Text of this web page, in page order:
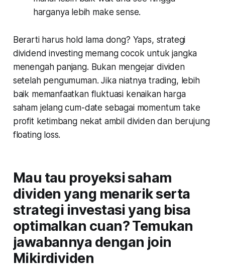
harganya lebih make sense.
Berarti harus hold lama dong? Yaps, strategi
dividend investing memang cocok untuk jangka
menengah panjang. Bukan mengejar dividen
setelah pengumuman. Jika niatnya trading, lebih
baik memanfaatkan fluktuasi kenaikan harga
saham jelang cum-date sebagai momentum take
profit ketimbang nekat ambil dividen dan berujung
floating loss.
Mau tau proyeksi saham
dividen yang menarik serta
strategi investasi yang bisa
optimalkan cuan? Temukan
jawabannya dengan join
Mikirdividen